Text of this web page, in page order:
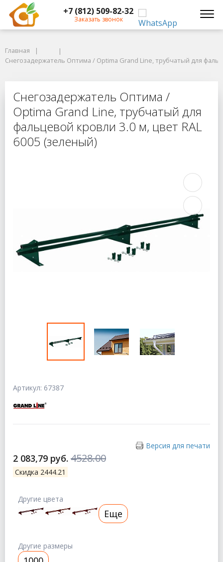
+7 (812) 509-82-32
Заказать звонок
Снегозадержатель Оптима / Optima Grand Line, трубчатый для
Снегозадержатель Оптима /
Главная
Снегозадержатель Оптима / Optima Grand Line, трубчатый для
Снегозадержатель Оптима /
Optima Grand Line, трубчатый для
фальцевой кровли 3.0 м, цвет RAL
6005 (зеленый)
Артикул: 67387
Версия для печати
2 083,79 руб. 4528.00
Скидка 2444.21
Другие цвета
Еще
Другие размеры